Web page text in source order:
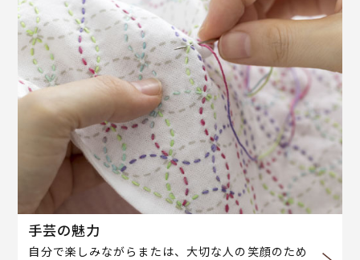
手芸の魅力
自分で楽しみながらまたは、大切な人の笑顔のため